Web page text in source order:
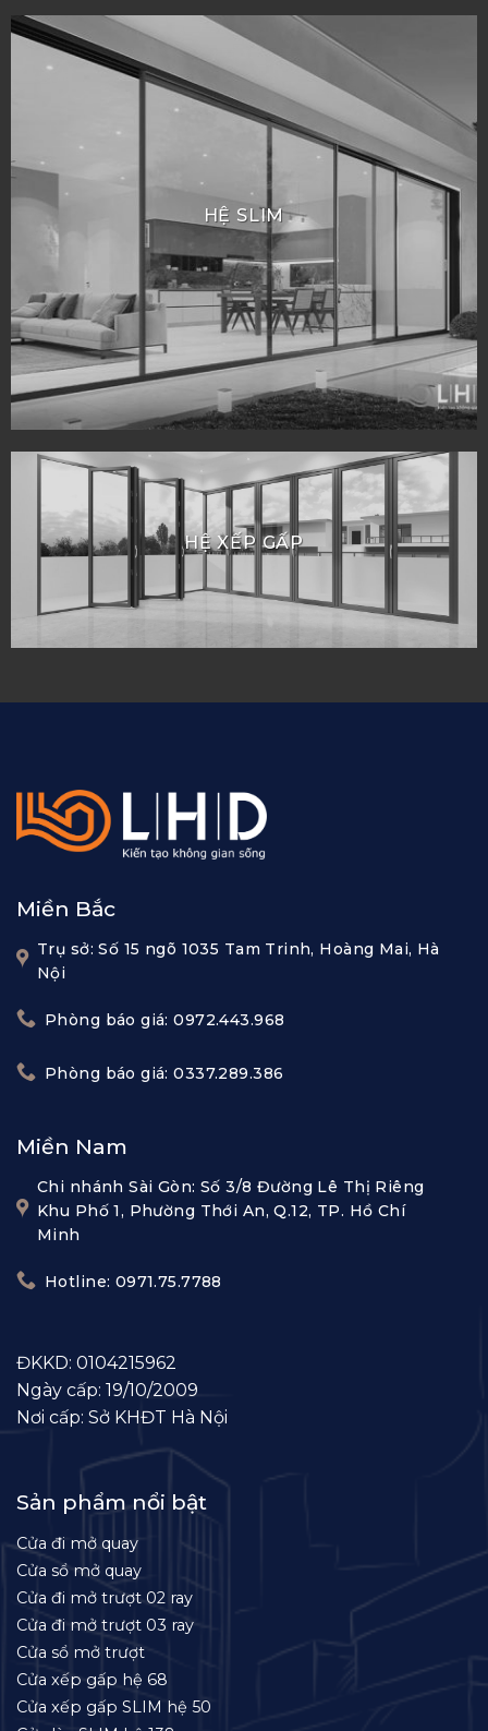
HỆ SLIM
HỆ XẾP GẤP
Miền Bắc
Trụ sở: Số 15 ngõ 1035 Tam Trinh, Hoàng Mai, Hà
Nội
Phòng báo giá: 0972.443.968
Phòng báo giá: 0337.289.386
Miền Nam
Chi nhánh Sài Gòn: Số 3/8 Đường Lê Thị Riêng
Khu Phố 1, Phường Thới An, Q.12, TP. Hồ Chí
Minh
Hotline: 0971.75.7788
ĐKKD: 0104215962
Ngày cấp: 19/10/2009
Nơi cấp: Sở KHĐT Hà Nội
Sản phẩm nổi bật
Cửa đi mở quay
Cửa sổ mở quay
Cửa đi mở trượt 02 ray
Cửa đi mở trượt 03 ray
Cửa sổ mở trượt
Cửa xếp gấp hệ 68
Cửa xếp gấp SLIM hệ 50